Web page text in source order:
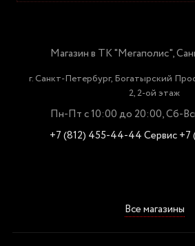
Магазин в ТК "Мегаполис",
г. Санкт-Петербург, Богатырский
2, 2-ой этаж
Пн-Пт с 10:00 до 20:00, Сб-
+7 (812) 455-44-44Сервис +7
Все магазины